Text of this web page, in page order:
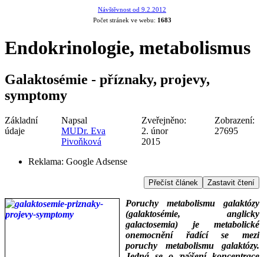
Návštěvnost od 9.2.2012
Počet stránek ve webu: 1683
Endokrinologie, metabolismus
Galaktosémie - příznaky, projevy,
symptomy
Základní
údaje
Napsal
MUDr. Eva
Pivoňková
Zveřejněno:
2. únor
2015
Zobrazení:
27695
Reklama: Google Adsense
Přečíst článek Zastavit čtení
Poruchy metabolismu galaktózy
(galaktosémie, anglicky
galactosemia) je metabolické
onemocnění řadící se mezi
poruchy metabolismu galaktózy.